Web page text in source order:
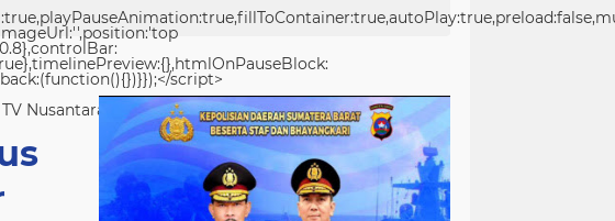
Prasasti TMMD Ke-129 Rampung Dibangun, Menjadi Simbol Pengabdian TNI dan Kenangan Abadi untuk Kampung Sesor
script>
Nusantara <center>